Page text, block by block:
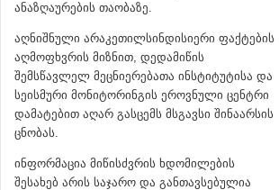
ანაზღაურების თაობაზე.
აღნიშნული არაკეთილსინდისიერი ფაქტების
აღმოფხვრის მიზნით, დედამიწის
შემსწავლელ მეცნიერებათა ინსტიტუტისა და
სეისმური მონიტორინგის ეროვნული ცენტრი
დამატებით აღარ გასცემს მსგავსი შინაარსის
ცნობას.
ინფორმაცია მიწისძვრის ხდომილების
შესახებ არის საჯარო და განთავსებულია